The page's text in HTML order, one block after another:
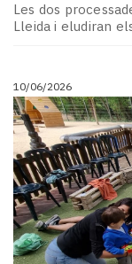
Les dos
Lleida i eludiran
10/06/2026